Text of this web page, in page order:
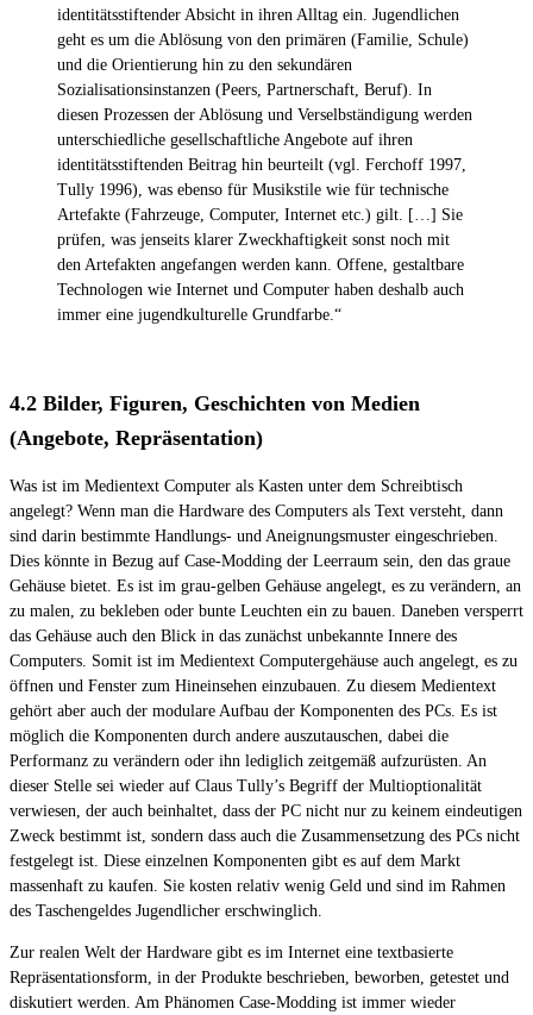
identitätsstiftender Absicht in ihren Alltag ein. Jugendlichen
geht es um die Ablösung von den primären (Familie, Schule)
und die Orientierung hin zu den sekundären
Sozialisationsinstanzen (Peers, Partnerschaft, Beruf). In
diesen Prozessen der Ablösung und Verselbständigung werden
unterschiedliche gesellschaftliche Angebote auf ihren
identitätsstiftenden Beitrag hin beurteilt (vgl. Ferchoff 1997,
Tully 1996), was ebenso für Musikstile wie für technische
Artefakte (Fahrzeuge, Computer, Internet etc.) gilt. […] Sie
prüfen, was jenseits klarer Zweckhaftigkeit sonst noch mit
den Artefakten angefangen werden kann. Offene, gestaltbare
Technologen wie Internet und Computer haben deshalb auch
immer eine jugendkulturelle Grundfarbe.“
4.2 Bilder, Figuren, Geschichten von Medien
(Angebote, Repräsentation)
Was ist im Medientext Computer als Kasten unter dem Schreibtisch
angelegt? Wenn man die Hardware des Computers als Text versteht, dann
sind darin bestimmte Handlungs- und Aneignungsmuster eingeschrieben.
Dies könnte in Bezug auf Case-Modding der Leerraum sein, den das graue
Gehäuse bietet. Es ist im grau-gelben Gehäuse angelegt, es zu verändern, an
zu malen, zu bekleben oder bunte Leuchten ein zu bauen. Daneben versperrt
das Gehäuse auch den Blick in das zunächst unbekannte Innere des
Computers. Somit ist im Medientext Computergehäuse auch angelegt, es zu
öffnen und Fenster zum Hineinsehen einzubauen. Zu diesem Medientext
gehört aber auch der modulare Aufbau der Komponenten des PCs. Es ist
möglich die Komponenten durch andere auszutauschen, dabei die
Performanz zu verändern oder ihn lediglich zeitgemäß aufzurüsten. An
dieser Stelle sei wieder auf Claus Tully’s Begriff der Multioptionalität
verwiesen, der auch beinhaltet, dass der PC nicht nur zu keinem eindeutigen
Zweck bestimmt ist, sondern dass auch die Zusammensetzung des PCs nicht
festgelegt ist. Diese einzelnen Komponenten gibt es auf dem Markt
massenhaft zu kaufen. Sie kosten relativ wenig Geld und sind im Rahmen
des Taschengeldes Jugendlicher erschwinglich.
Zur realen Welt der Hardware gibt es im Internet eine textbasierte
Repräsentationsform, in der Produkte beschrieben, beworben, getestet und
diskutiert werden. Am Phänomen Case-Modding ist immer wieder